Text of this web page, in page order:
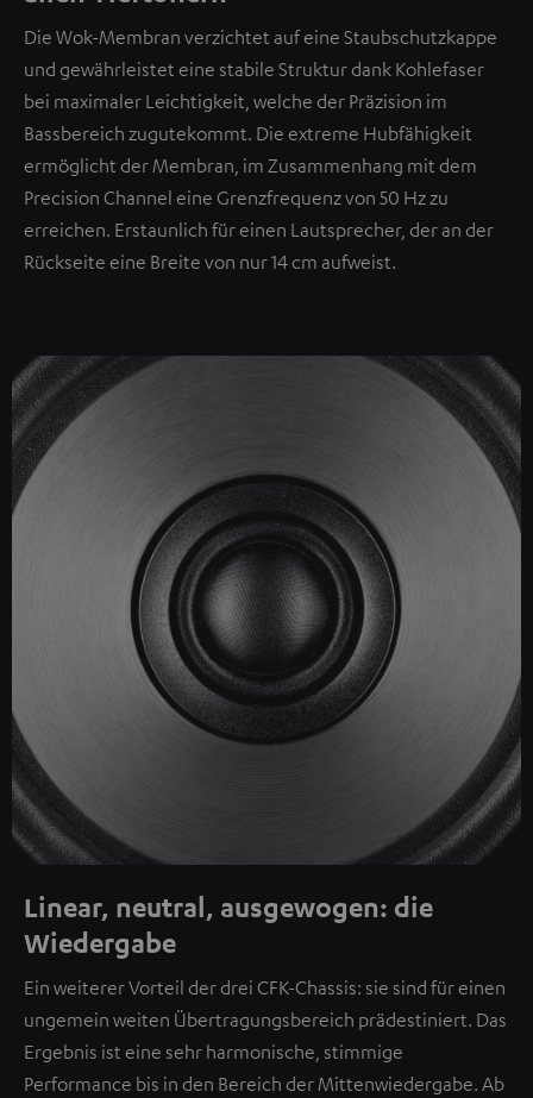
Die Wok-Membran verzichtet auf eine Staubschutzkappe
und gewährleistet eine stabile Struktur dank Kohlefaser
bei maximaler Leichtigkeit, welche der Präzision im
Bassbereich zugutekommt. Die extreme Hubfähigkeit
ermöglicht der Membran, im Zusammenhang mit dem
Precision Channel eine Grenzfrequenz von 50 Hz zu
erreichen. Erstaunlich für einen Lautsprecher, der an der
Rückseite eine Breite von nur 14 cm aufweist.
Linear, neutral, ausgewogen: die
Wiedergabe
Ein weiterer Vorteil der drei CFK-Chassis: sie sind für einen
ungemein weiten Übertragungsbereich prädestiniert. Das
Ergebnis ist eine sehr harmonische, stimmige
Performance bis in den Bereich der Mittenwiedergabe. Ab